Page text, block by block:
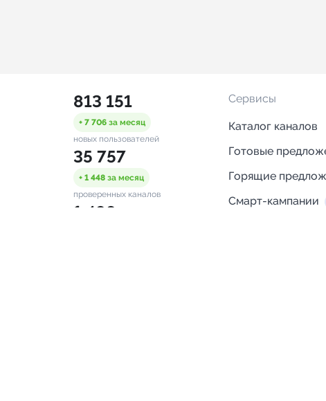
813 151
+ 7 706 за месяц
новых пользователей
35 757
+ 1 448 за месяц
проверенных каналов
1 488
Сервисы
Каталог каналов
Готовые
Горящие
Смарт-кампании